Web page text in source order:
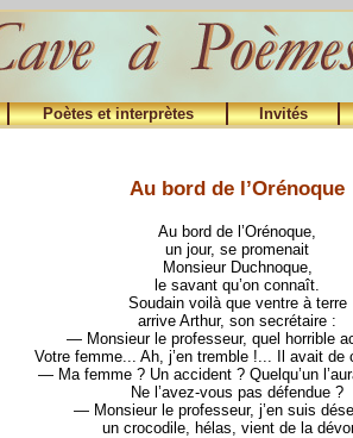
Poètes et interprètes Invités
Au bord de l’Orénoque
Au bord de l’Orénoque,
un jour, se promenait
Monsieur Duchnoque,
le savant qu’on connaît.
Soudain voilà que ventre à terre
arrive Arthur, son secrétaire :
— Monsieur le professeur, quel horrible
Votre femme... Ah, j’en tremble !... Il avait de
— Ma femme ? Un accident ? Quelqu’un
Ne l’avez-vous pas défendue ?
— Monsieur le professeur, j’en suis
un crocodile, hélas, vient de la